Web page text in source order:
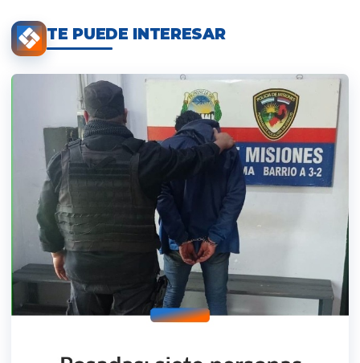
TE PUEDE INTERESAR